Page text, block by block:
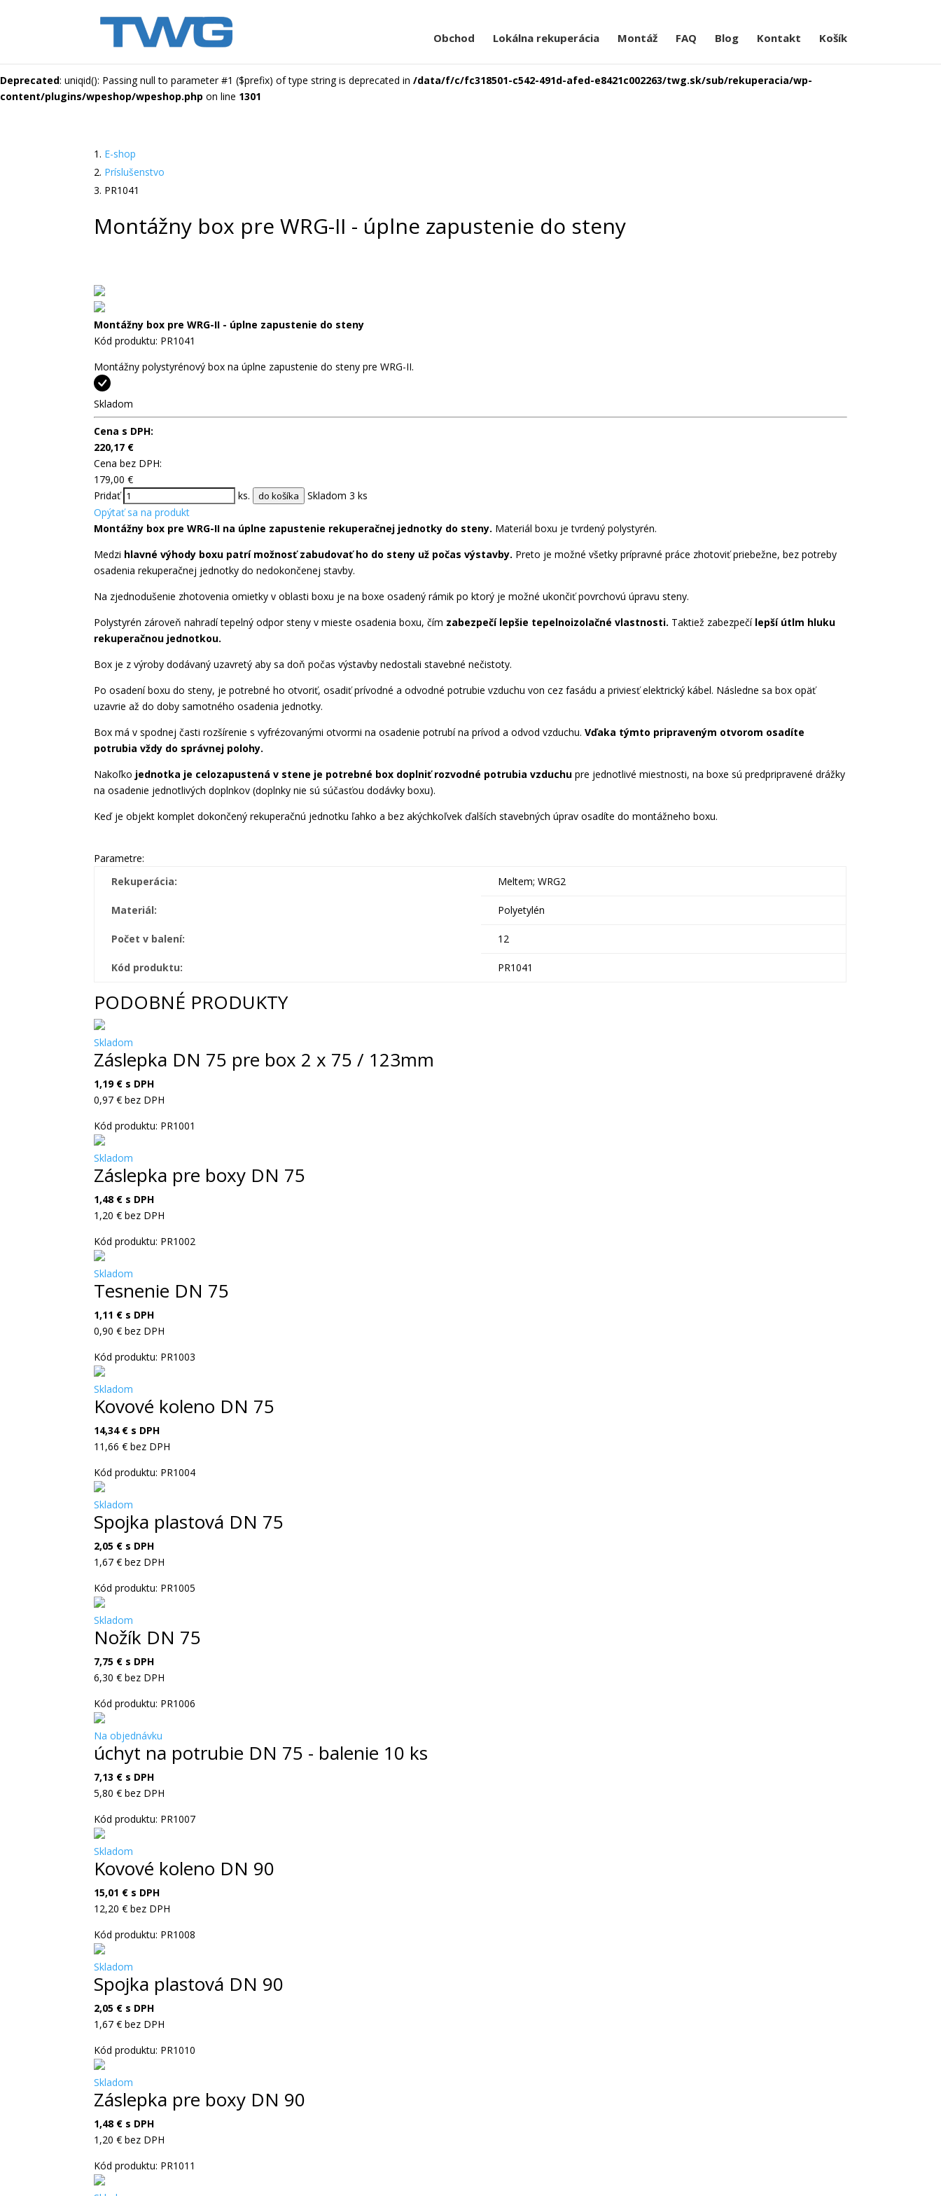
Obchod Lokálna rekuperácia Montáž FAQ Blog Kontakt Košík
Deprecated: uniqid(): Passing null to parameter #1 ($prefix) of type string is deprecated in /data/f/c/fc318501-c542-491d-afed-e8421c002263/twg.sk/sub/rekuperacia/wp-
content/plugins/wpeshop/wpeshop.php on line 1301
E-shop
Príslušenstvo
PR1041
Montážny box pre WRG-II - úplne zapustenie do steny
Montážny box pre WRG-II - úplne zapustenie do steny
Kód produktu: PR1041
Montážny polystyrénový box na úplne zapustenie do steny pre WRG-II.
Skladom
Cena s DPH:
220,17 €
Cena bez DPH:
179,00€
Pridať
ks. do košíka
Skladom 3 ks
Opýtať sa na produkt
Montážny box pre WRG-II na úplne zapustenie rekuperačnej jednotky do steny. Materiál boxu je tvrdený polystyrén.
Medzi hlavné výhody boxu patrí možnosť zabudovať ho do steny už počas výstavby. Preto je možné všetky prípravné práce zhotoviť priebežne, bez potreby
osadenia rekuperačnej jednotky do nedokončenej stavby.
Na zjednodušenie zhotovenia omietky v oblasti boxu je na boxe osadený rámik po ktorý je možné ukončiť povrchovú úpravu steny.
Polystyrén zároveň nahradí tepelný odpor steny v mieste osadenia boxu, čím zabezpečí lepšie tepelnoizolačné vlastnosti. Taktiež zabezpečí lepší útlm hluku
rekuperačnou jednotkou.
Box je z výroby dodávaný uzavretý aby sa doň počas výstavby nedostali stavebné nečistoty.
Po osadení boxu do steny, je potrebné ho otvoriť, osadiť prívodné a odvodné potrubie vzduchu von cez fasádu a priviesť elektrický kábel. Následne sa box opäť
uzavrie až do doby samotného osadenia jednotky.
Box má v spodnej časti rozšírenie s vyfrézovanými otvormi na osadenie potrubí na prívod a odvod vzduchu.Vďaka týmto pripraveným otvorom osadíte
potrubia vždy do správnej polohy.
Nakoľko jednotka je celozapustená v stene je potrebné box doplniť rozvodné potrubia vzduchu pre jednotlivé miestnosti, na boxe sú predpripravené drážky
na osadenie jednotlivých doplnkov (doplnky nie sú súčasťou dodávky boxu).
Keď je objekt komplet dokončený rekuperačnú jednotku ľahko a bez akýchkoľvek ďalších stavebných úprav osadíte do montážneho boxu.
Parametre:
Rekuperácia:
Meltem; WRG2
Materiál: Polyetylén
Počet v balení: 12
Kód produktu: PR1041
PODOBNÉ PRODUKTY
Skladom
Záslepka DN 75 pre box 2 x 75 / 123mm
1,19 € s DPH
0,97€ bez DPH
Kód produktu: PR1001
Skladom
Záslepka pre boxy DN 75
1,48 € s DPH
1,20€ bez DPH
Kód produktu: PR1002
Skladom
Tesnenie DN 75
1,11 € s DPH
0,90€ bez DPH
Kód produktu: PR1003
Skladom
Kovové koleno DN 75
14,34 € s DPH
11,66€ bez DPH
Kód produktu: PR1004
Skladom
Spojka plastová DN 75
2,05 € s DPH
1,67€ bez DPH
Kód produktu: PR1005
Skladom
Nožík DN 75
7,75 € s DPH
6,30€ bez DPH
Kód produktu: PR1006
Na objednávku
úchyt na potrubie DN 75 - balenie 10 ks
7,13 € s DPH
5,80€ bez DPH
Kód produktu: PR1007
Skladom
Kovové koleno DN 90
15,01 € s DPH
12,20€ bez DPH
Kód produktu: PR1008
Skladom
Spojka plastová DN 90
2,05 € s DPH
1,67€ bez DPH
Kód produktu: PR1010
Skladom
Záslepka pre boxy DN 90
1,48 € s DPH
1,20€ bez DPH
Kód produktu: PR1011